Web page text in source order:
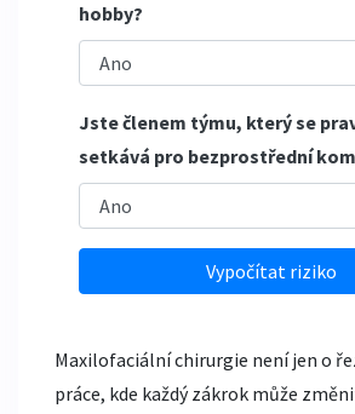
hobby?
Jste členem týmu, který se
setkává pro bezprostřední
Vypočítat riziko
Maxilofaciální chirurgie není jen o
práce, kde každý zákrok může